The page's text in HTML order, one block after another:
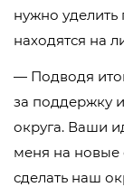
нужно уделить
находятся на
— Подводя
за поддержку
округа. Ваши
меня на
сделать наш